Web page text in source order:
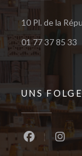
10 Pl. de la
01 77 37 85 33
UNS
Facebook